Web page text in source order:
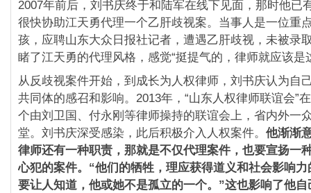
2007年前后，刘书庆终于和陆军在线下见面，那时他已
很快协助江天勇代理一个乙肝歧视案。当事人是一位重
孩，应聘山东大众日报社记者，遭遇乙肝歧视，未被录
睹了江天勇的代理风格，感觉“挺提气的，律师就应该是
从反歧视案件开始，到成长为人权律师，刘书庆认为自
共同体的感召和影响。2013年，“山东人权律师联谊会”
个由刘卫国、付永刚等律师操持的联谊会上，省内外一
堂。刘书庆深受感染，此后积极介入人权案件。 他渐渐
律师还有一种职责，那就是不仅代理案件，也要宣扬一
心犯的案件。 “他们的牺牲，理应获得道义和社会影响
要让人知道，他或她不是孤立的一个。”这也影响了他